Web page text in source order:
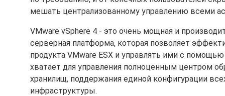
мешать централизованному управлению всеми
VMware vSphere 4 - это очень мощная и
серверная платформа, которая позволяет
продукта VMware ESX и управлять ими с
хватает для управления полноценным центром
хранилищ, поддержания единой конфигурации
инфраструктуры.